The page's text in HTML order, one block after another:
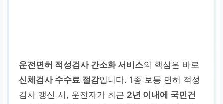
운전면허 적성검사 간소화 서비스의 핵심은 바로
신체검사 수수료 절감입니다. 1종 보통 면허 적성
검사 갱신 시, 운전자가 최근 2년 이내에 국민건